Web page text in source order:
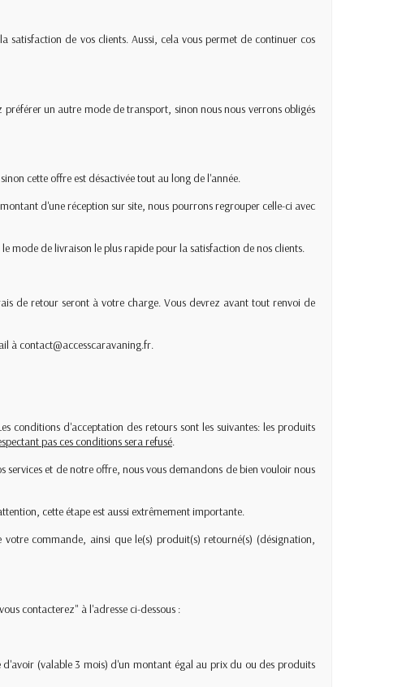
de vos clients. Aussi, cela vous permet de continuer cos
préférer un autre mode de transport, sinon nous nous verrons obligés
cette offre est désactivée tout au long de l'année.
d'une réception sur site, nous pourrons regrouper celle-ci avec
mode de livraison le plus rapide pour la satisfaction de nos clients.
de retour seront à votre charge. Vous devrez avant tout renvoi de
à contact@accesscaravaning.fr.
conditions d'acceptation des retours sont les suivantes: les produits
pas ces conditions sera refusé.
et de notre offre, nous vous demandons de bien vouloir nous
cette étape est aussi extrêmement importante.
commande, ainsi que le(s) produit(s) retourné(s) (désignation,
contacterez" à l'adresse ci-dessous :
(valable 3 mois) d'un montant égal au prix du ou des produits